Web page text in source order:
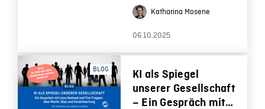
Perspektiven auf KI
Hochschulbildung
Katharina Mosene
06.10.2025
BLOG
KI als Spiegel
unserer Gesellschaft
– Ein Gespräch mit